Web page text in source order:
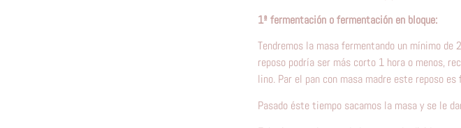
1ª fermentación o fermentación en bloque:
Tendremos la masa fermentando un mínimo de
reposo podría ser más corto 1 hora o menos,
lino. Par el pan con masa madre este reposo es
Pasado éste tiempo sacamos la masa y se le